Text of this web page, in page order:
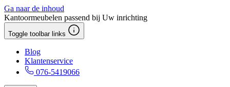
Ga naar de inhoud
Kantoormeubelen passend bij Uw inrichting
Toggle toolbar links
Blog
Klantenservice
076-5419066